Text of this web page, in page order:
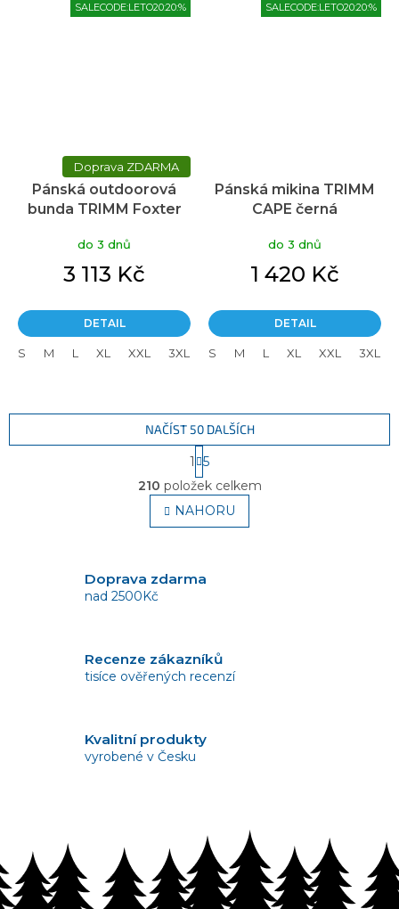
SALECODE:LETO20:20:%
ZDARMA
Pánská outdoorová
bunda TRIMM Foxter
do 3 dnů
3 113 Kč
DETAIL
S M L XL XXL 3XL
SALECODE:LETO20:20:%
Pánská mikina TRIMM
CAPE černá
do 3 dnů
1 420 Kč
DETAIL
S M L XL XXL 3XL
O
v
l
á
c
k
y
i
NAČÍST 50 DALŠÍCH
S
t
r
á
n
k
á
n
1
5
210 položek celkem
NAHORU
Doprava zdarma
nad 2500Kč
Recenze zákazníků
tisíce ověřených recenzí
Kvalitní produkty
vyrobené v Česku
bez problémů do 14 dnů